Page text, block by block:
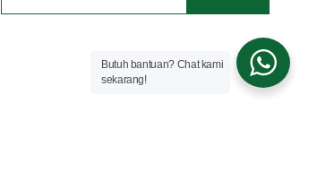
Butuh bantuan? Chat kami
sekarang!